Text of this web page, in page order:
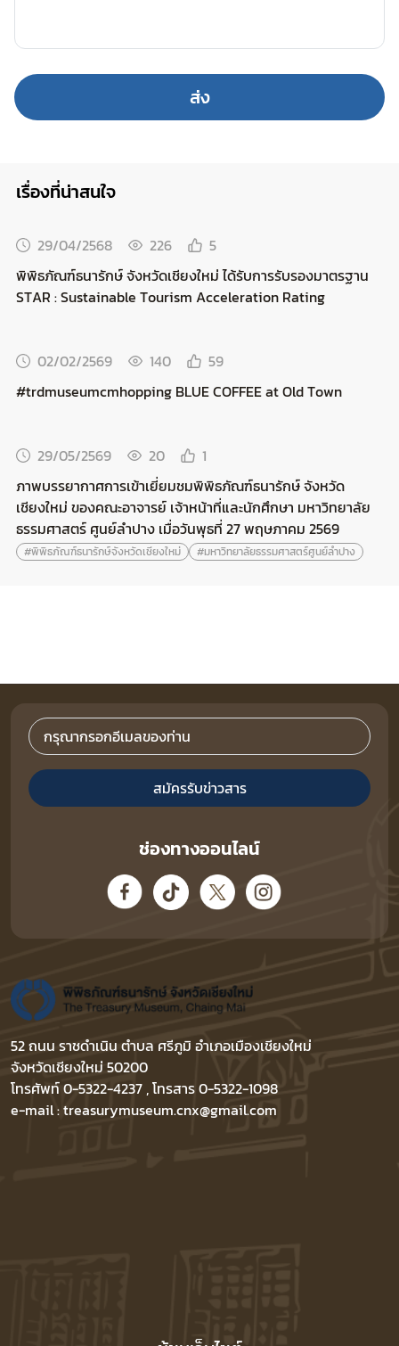
ส่ง
เรื่องที่น่าสนใจ
29/04/2568 226
5
พิพิธภัณฑ์ธนารักษ์ จังหวัดเชียงใหม่ ได้รับการรับรองมาตรฐาน
STAR : Sustainable Tourism Acceleration Rating
02/02/2569 140
59
#trdmuseumcmhopping BLUE COFFEE at Old Town
29/05/2569 20
1
ภาพบรรยากาศการเข้าเยี่ยมชมพิพิธภัณฑ์ธนารักษ์ จังหวัด
เชียงใหม่ ของคณะอาจารย์ เจ้าหน้าที่และนักศึกษา มหาวิทยาลัย
ธรรมศาสตร์ ศูนย์ลำปาง เมื่อวันพุธที่ 27 พฤษภาคม 2569
#พิพิธภัณฑ์ธนารักษ์จังหวัดเชียงใหม่ #มหาวิทยาลัยธรรมศาสตร์ศูนย์ลำปาง
สมัครรับข่าวสาร
ช่องทางออนไลน์
52 ถนน ราชดำเนิน ตำบล ศรีภูมิ อำเภอเมืองเชียงใหม่
จังหวัดเชียงใหม่ 50200
โทรศัพท์ 0-5322-4237 , โทรสาร 0-5322-1098
e-mail : treasurymuseum.cnx@gmail.com